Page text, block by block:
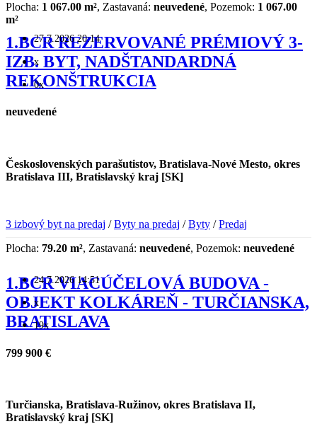
Plocha: 1 067.00 m², Zastavaná: neuvedené, Pozemok: 1 067.00
m²
27.7.2026 20:14
x
0x
1.BCR REZERVOVANÉ PRÉMIOVÝ 3-
IZB. BYT, NADŠTANDARDNÁ
REKONŠTRUKCIA
neuvedené
Československých parašutistov, Bratislava-Nové Mesto, okres
Bratislava III, Bratislavský kraj [SK]
3 izbový byt na predaj /Byty na predaj /Byty /Predaj
Plocha: 79.20 m², Zastavaná: neuvedené, Pozemok: neuvedené
24.7.2026 14:51
x
19x
1.BCR VIACÚČELOVÁ BUDOVA -
OBJEKT KOLKÁREŇ - TURČIANSKA,
BRATISLAVA
799 900 €
Turčianska, Bratislava-Ružinov, okres Bratislava II,
Bratislavský kraj [SK]